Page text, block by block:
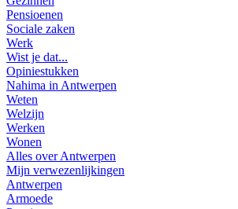
Pensioenen
Sociale zaken
Werk
Wist je dat...
Opiniestukken
Nahima in Antwerpen
Weten
Welzijn
Werken
Wonen
Alles over Antwerpen
Mijn verwezenlijkingen
Antwerpen
Armoede